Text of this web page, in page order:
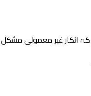
کہ انکار غیر معمولی